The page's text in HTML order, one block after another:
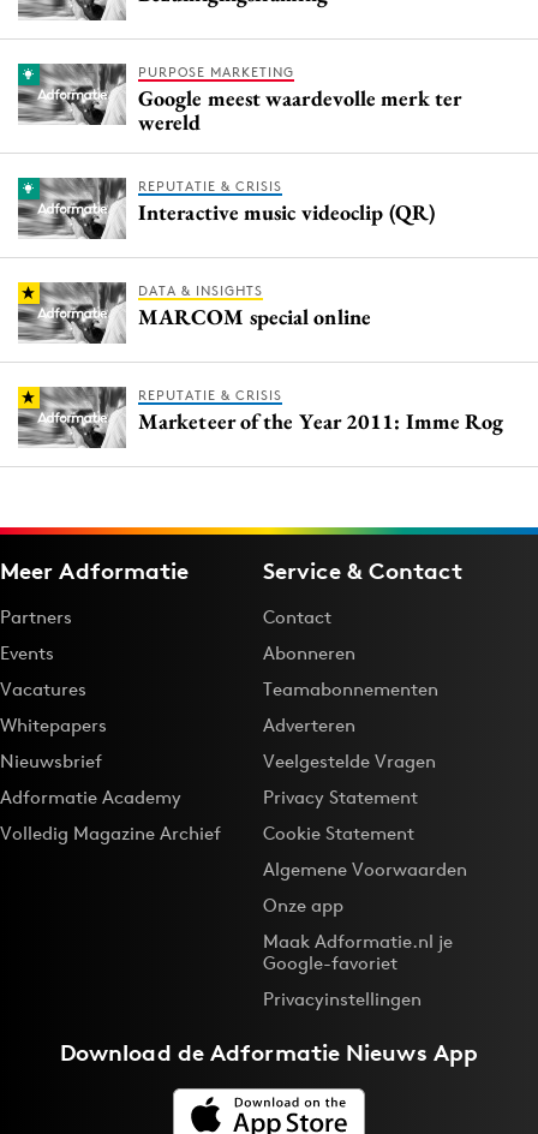
PURPOSE MARKETING
Google meest waardevolle merk ter
wereld
REPUTATIE & CRISIS
Interactive music videoclip (QR)
DATA & INSIGHTS
MARCOM special online
REPUTATIE & CRISIS
Marketeer of the Year 2011: Imme Rog
Meer Adformatie
Partners
Events
Vacatures
Whitepapers
Nieuwsbrief
Adformatie Academy
Volledig Magazine Archief
Service & Contact
Contact
Abonneren
Teamabonnementen
Adverteren
Veelgestelde Vragen
Privacy Statement
Cookie Statement
Algemene Voorwaarden
Onze app
Maak Adformatie.nl je
Google-favoriet
Privacyinstellingen
Download deAdformatie Nieuws App